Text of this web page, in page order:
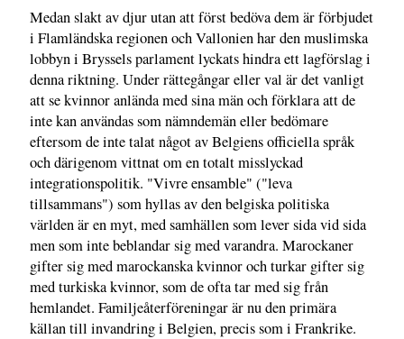
Medan slakt av djur utan att först bedöva dem är förbjudet
i Flamländska regionen och Vallonien har den muslimska
lobbyn i Bryssels parlament lyckats hindra ett lagförslag i
denna riktning. Under rättegångar eller val är det vanligt
att se kvinnor anlända med sina män och förklara att de
inte kan användas som nämndemän eller bedömare
eftersom de inte talat något av Belgiens officiella språk
och därigenom vittnat om en totalt misslyckad
integrationspolitik. "Vivre ensamble" ("leva
tillsammans") som hyllas av den belgiska politiska
världen är en myt, med samhällen som lever sida vid sida
men som inte beblandar sig med varandra. Marockaner
gifter sig med marockanska kvinnor och turkar gifter sig
med turkiska kvinnor, som de ofta tar med sig från
hemlandet. Familjeåterföreningar är nu den primära
källan till invandring i Belgien, precis som i Frankrike.